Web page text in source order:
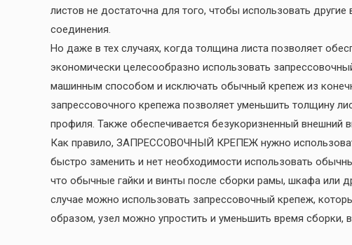
листов не достаточна для того, чтобы использовать
соединения.
Но даже в тех случаях, когда толщина листа позволяет
экономически целесообразно использовать
машинным способом и исключать обычный крепеж из
запрессовочного крепежа позволяет уменьшить толщину
профиля. Также обеспечивается безукоризненный внешний
Как правило, ЗАПРЕССОВОЧНЫЙ КРЕПЕЖ нужно
быстро заменить и нет необходимости использовать
что обычные гайки и винты после сборки рамы, шкафа или
случае можно использовать запрессовочный крепеж,
образом, узел можно упростить и уменьшить время сборки,